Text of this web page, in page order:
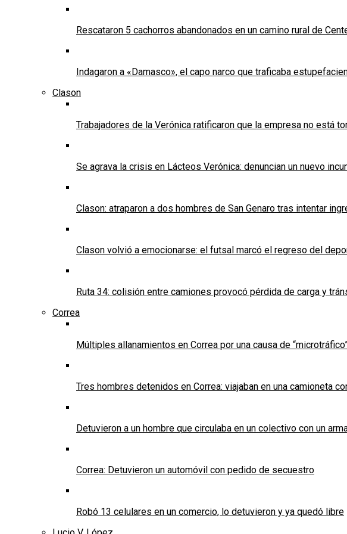
Rescataron 5 cachorros abandonados en un camino rural de
Indagaron a «Damasco», el capo narco que traficaba
Clason
Trabajadores de la Verónica ratificaron que la empresa no está
Se agrava la crisis en Lácteos Verónica: denuncian un nuevo
Clason: atraparon a dos hombres de San Genaro tras intentar
Clason volvió a emocionarse: el futsal marcó el regreso del
Ruta 34: colisión entre camiones provocó pérdida de carga y
Correa
Múltiples allanamientos en Correa por una causa de
Tres hombres detenidos en Correa: viajaban en una camioneta
Detuvieron a un hombre que circulaba en un colectivo con un
Correa: Detuvieron un automóvil con pedido de secuestro
Robó 13 celulares en un comercio, lo detuvieron y ya quedó libre